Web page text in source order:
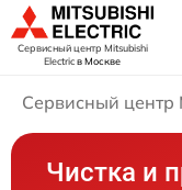
Сервисный центр Mitsubishi
Electricв Москве
Сервисный центр
Чистка и